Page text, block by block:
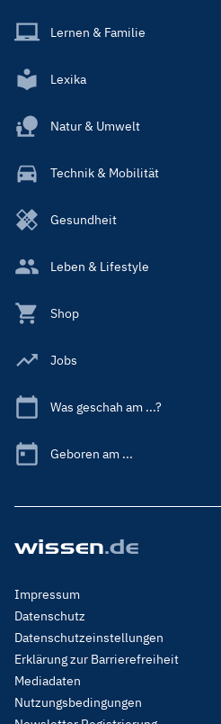
Lernen & Familie
Lexika
Natur & Umwelt
Technik & Mobilität
Gesundheit
Leben & Lifestyle
Shop
Jobs
Was geschah am ...?
Geboren am ...
Footer
Menu
Legal
Impressum
Datenschutz
Datenschutzeinstellungen
Erklärung zur Barrierefreiheit
Mediadaten
Nutzungsbedingungen